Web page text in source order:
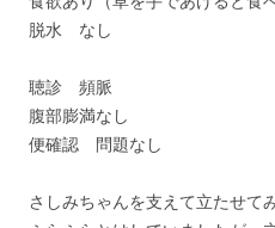
脱水 なし
聴診 頻脈
腹部膨満なし
便確認 問題なし
さしみちゃんを支えて立たせて